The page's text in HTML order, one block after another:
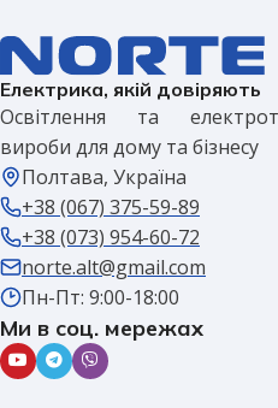
Електрика, якій довіряють
Освітлення та
вироби для дому та бізнесу
Полтава, Україна
+38 (067) 375-59-89
+38 (073) 954-60-72
norte.alt@gmail.com
Пн-Пт: 9:00-18:00
Ми в соц. мережах